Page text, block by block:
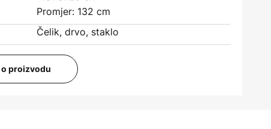
Promjer: 132 cm
Čelik, drvo, staklo
proizvodu